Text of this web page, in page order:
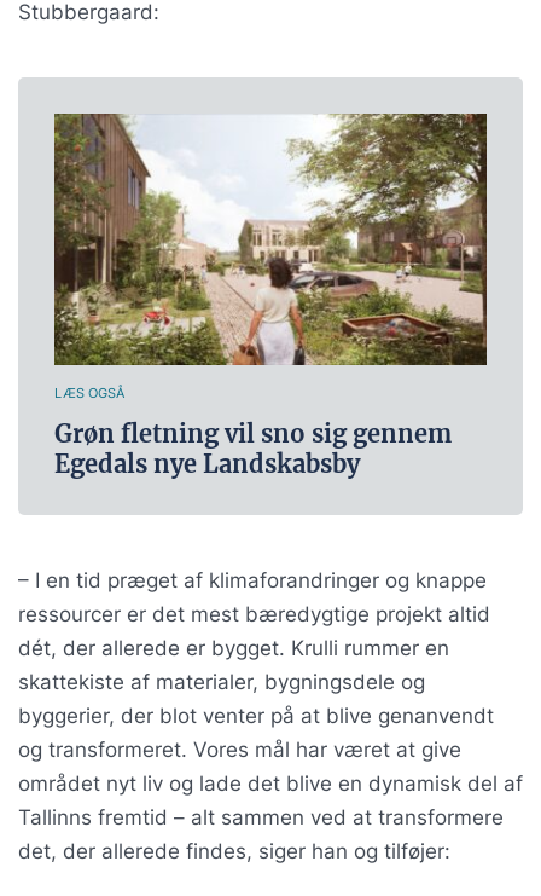
Stubbergaard:
LÆS OGSÅ
Grøn fletning vil sno sig gennem
Egedals nye Landskabsby
– I en tid præget af klimaforandringer og knappe
ressourcer er det mest bæredygtige projekt altid
dét, der allerede er bygget. Krulli rummer en
skattekiste af materialer, bygningsdele og
byggerier, der blot venter på at blive genanvendt
og transformeret. Vores mål har været at give
området nyt liv og lade det blive en dynamisk del af
Tallinns fremtid – alt sammen ved at transformere
det, der allerede findes, siger han og tilføjer: